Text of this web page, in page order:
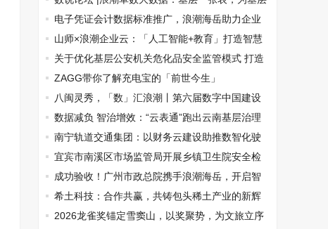
工作减负增效
电子凭证会计数据标准推广，浪潮海岳助力企业
数智化、绿色化再升级！
山师×浪潮企业云：「人工智能+教育」打造智慧
高校关于优化基层公安机关危化品安全监管模式 打造
一流营商环境的路径初探
ZAGG带你了解充电宝的「前世今生」
八闽灵秀，「数」汇浪潮丨第六届数字中国建设
峰会即将召开
数据减负 智治增效：“云表通”跑出云南基层治理
新路径
南宁轨道交通集团：以财务云建设助推数智化驶
入新“轨”道
宜宾市南溪区市场监管局开展乡镇卫生院安全检
查成功验收！广州市政总院携手浪潮海岳，开启智
慧人力新里程
希土科技：合作共赢，共铸包头稀土产业的新辉
煌2026龙雀奖锚定雪窦山，以奖聚势，为文旅立序